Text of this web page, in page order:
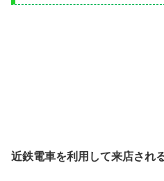
近鉄電車を利用して来店され